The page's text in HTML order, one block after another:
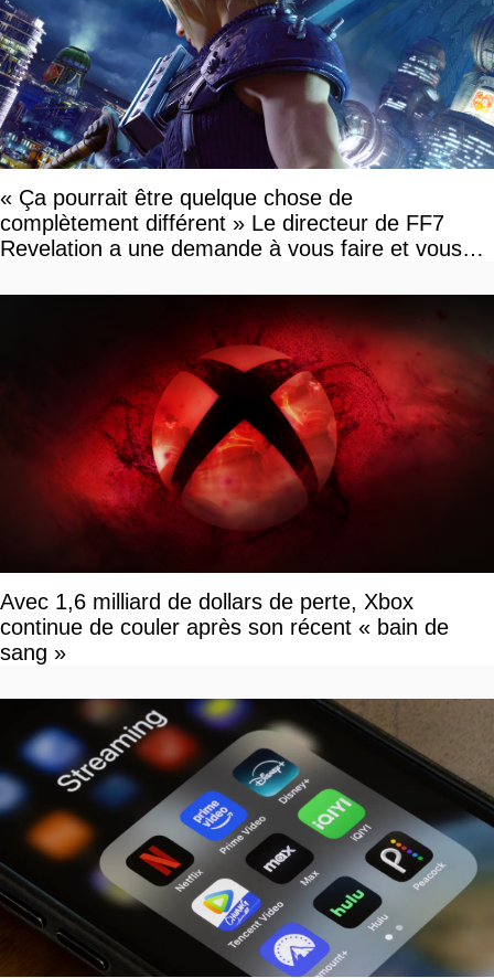
« Ça pourrait être quelque chose de
complètement différent » Le directeur de FF7
Revelation a une demande à vous faire et vous
Avec 1,6 milliard de dollars de perte, Xbox
continue de couler après son récent « bain de
sang »